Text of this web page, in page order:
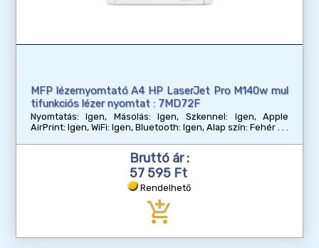
MFP lézernyomtató A4 HP LaserJet Pro M140w mul
tifunkciós lézer nyomtat : 7MD72F
Nyomtatás: Igen, Másolás: Igen, Szkennel: Igen, Apple
AirPrint: Igen, WiFi: Igen, Bluetooth: Igen, Alap szín: Fehér
Bruttó ár :
57 595 Ft
Rendelhető
add_shopping_cart